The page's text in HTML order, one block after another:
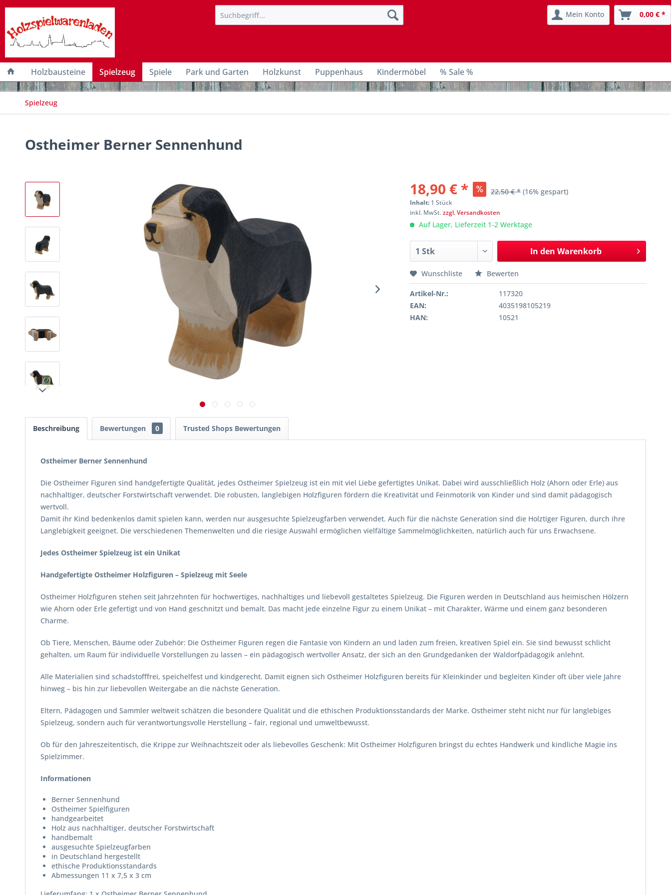
Mein Konto 0,00 € *
Holzbausteine Spielzeug Spiele Park und Garten Holzkunst Puppenhaus Kindermöbel % Sale %
Spielzeug
Ostheimer Berner Sennenhund
18,90 € * 22,50 € * (16% gespart)
Inhalt: 1 Stück
inkl. MwSt.zzgl. Versandkosten
Auf Lager, Lieferzeit 1-2 Werktage
In den Warenkorb
Wunschliste Bewerten
Artikel-Nr.:
117320
EAN:
4035198105219
HAN:
10521
Beschreibung Bewertungen 0 Trusted Shops Bewertungen
Ostheimer Berner Sennenhund
Die Ostheimer Figuren sind handgefertigte Qualität, jedes Ostheimer Spielzeug ist ein mit viel Liebe gefertigtes Unikat. Dabei wird ausschließlich Holz (Ahorn oder Erle) aus
nachhaltiger, deutscher Forstwirtschaft verwendet. Die robusten, langlebigen Holzfiguren fördern die Kreativität und Feinmotorik von Kinder und sind damit pädagogisch
wertvoll.
Damit ihr Kind bedenkenlos damit spielen kann, werden nur ausgesuchte Spielzeugfarben verwendet. Auch für die nächste Generation sind die Holztiger Figuren, durch ihre
Langlebigkeit geeignet. Die verschiedenen Themenwelten und die riesige Auswahl ermöglichen vielfältige Sammelmöglichkeiten, natürlich auch für uns Erwachsene.
Jedes Ostheimer Spielzeug ist ein Unikat
Handgefertigte Ostheimer Holzfiguren – Spielzeug mit Seele
Ostheimer Holzfiguren stehen seit Jahrzehnten für hochwertiges, nachhaltiges und liebevoll gestaltetes Spielzeug. Die Figuren werden in Deutschland aus heimischen Hölzern
wie Ahorn oder Erle gefertigt und von Hand geschnitzt und bemalt. Das macht jede einzelne Figur zu einem Unikat – mit Charakter, Wärme und einem ganz besonderen
Charme.
Ob Tiere, Menschen, Bäume oder Zubehör: Die Ostheimer Figuren regen die Fantasie von Kindern an und laden zum freien, kreativen Spiel ein. Sie sind bewusst schlicht
gehalten, um Raum für individuelle Vorstellungen zu lassen – ein pädagogisch wertvoller Ansatz, der sich an den Grundgedanken der Waldorfpädagogik anlehnt.
Alle Materialien sind schadstofffrei, speichelfest und kindgerecht. Damit eignen sich Ostheimer Holzfiguren bereits für Kleinkinder und begleiten Kinder oft über viele Jahre
hinweg – bis hin zur liebevollen Weitergabe an die nächste Generation.
Eltern, Pädagogen und Sammler weltweit schätzen die besondere Qualität und die ethischen Produktionsstandards der Marke. Ostheimer steht nicht nur für langlebiges
Spielzeug, sondern auch für verantwortungsvolle Herstellung – fair, regional und umweltbewusst.
Ob für den Jahreszeitentisch, die Krippe zur Weihnachtszeit oder als liebevolles Geschenk: Mit Ostheimer Holzfiguren bringst du echtes Handwerk und kindliche Magie ins
Spielzimmer.
Informationen
Berner Sennenhund
Ostheimer Spielfiguren
handgearbeitet
Holz aus nachhaltiger, deutscher Forstwirtschaft
handbemalt
ausgesuchte Spielzeugfarben
in Deutschland hergestellt
ethische Produktionsstandards
Abmessungen 11 x 7,5 x 3 cm